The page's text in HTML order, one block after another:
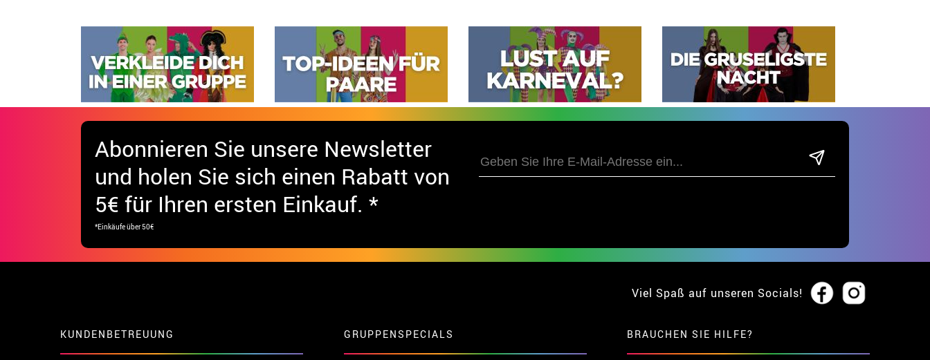
Abonnieren Sie unsere Newsletter
und holen Sie sich einen Rabatt von
5€ für Ihren ersten Einkauf. *
*Einkäufe über 50€
Viel Spaß auf unseren Socials!
KUNDENBETREUUNG GRUPPENSPECIALS BRAUCHEN SIE HILFE?